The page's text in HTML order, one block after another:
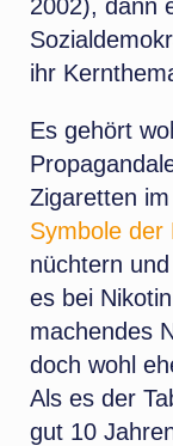
2002), dann
ihr
Es gehört
Zigaretten
Symbole der
nüchtern
es bei
machendes
doch wohl
Als es der
gut 10